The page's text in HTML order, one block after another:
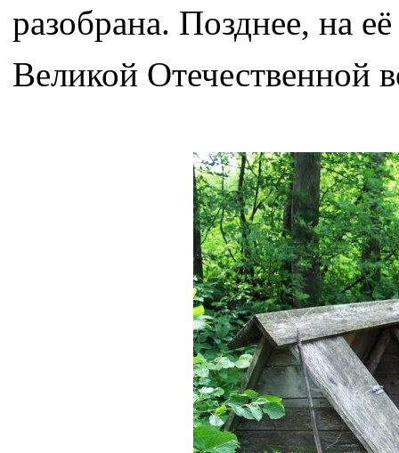
разобрана. Позднее, на
Великой Отечественной